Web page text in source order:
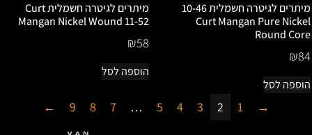
מיתרים לגיטרה חשמלית 10-46
Curt Mangan Pure Nickel
Round Core
₪84
הוספה לסל
מיתרים לגיטרה חשמלית Curt
Mangan Nickel Wound 11-52
₪58
הוספה לסל
→
1
2
3
4
5
…
7
8
9
←